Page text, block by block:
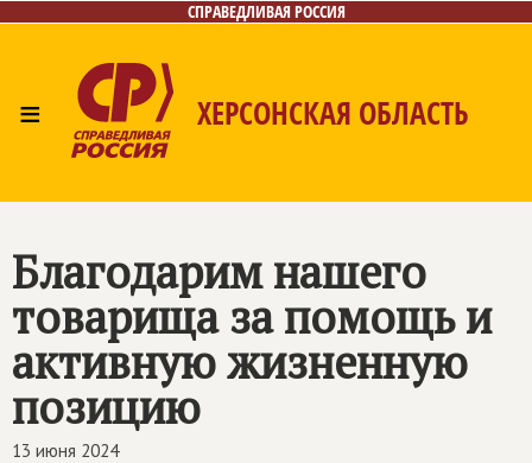
СПРАВЕДЛИВАЯ РОССИЯ
≡ ХЕРСОНСКАЯ ОБЛАСТЬ
Благодарим нашего
товарища за помощь и
активную жизненную
позицию
13 июня 2024